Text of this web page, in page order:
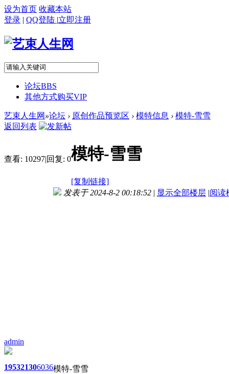
设为首页 收藏本站
登录 | QQ登陆 |立即注册
论坛BBS
其他方式购买VIP
艺束人生网 »论坛 › 原创作品预览区 › 模特信息 › 模特-雪雪
返回列表
查看: 10297|回复: 0模特-雪雪
[复制链接]
admin
195321306036
发表于 2024-8-2 00:18:52 | 显示全部楼层 |阅读
模特-雪雪